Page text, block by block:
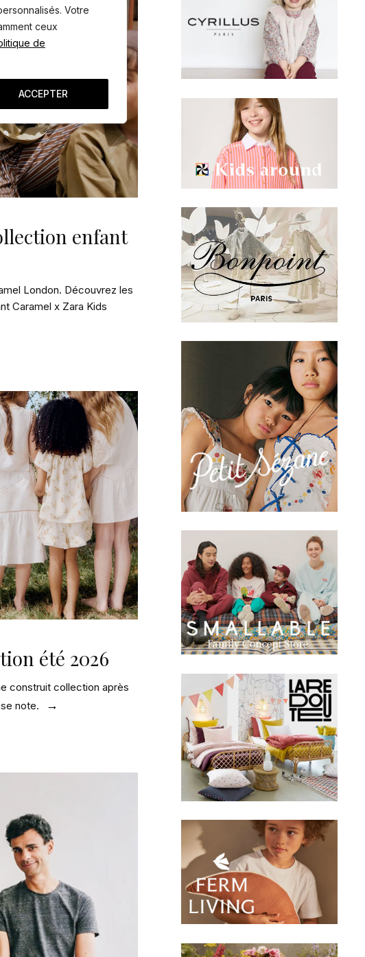
Votre
ceux
de
ACCEPTER
enfant
London. Découvrez les
Caramel x Zara Kids
été 2026
construit collection après
note.